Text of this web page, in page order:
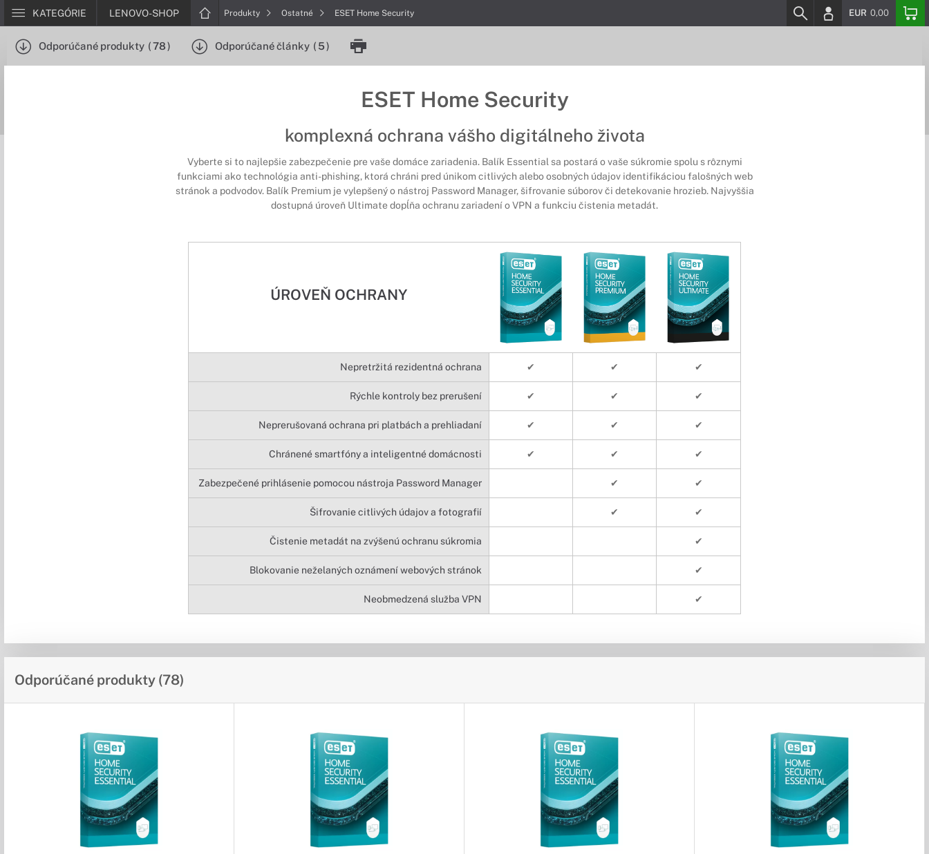
KATEGÓRIE LENOVO-SHOP Produkty Ostatné ESET Home Security EUR 0,00
Odporúčané produkty (78) Odporúčané články ( 5)
ESET Home Security
komplexná ochrana vášho digitálneho života
Vyberte si to najlepšie zabezpečenie pre vaše domáce zariadenia. Balík Essential sa postará o vaše súkromie spolu s rôznymi
funkciami ako technológia anti-phishing, ktorá chráni pred únikom citlivých alebo osobných údajov identifikáciou falošných web
stránok a podvodov. Balík Premium je vylepšený o nástroj Password Manager, šifrovanie súborov či detekovanie hrozieb. Najvyššia
dostupná úroveň Ultimate dopĺňa ochranu zariadení o VPN a funkciu čistenia metadát.
ÚROVEŇ OCHRANY
Nepretržitá rezidentná ochrana ✔ ✔ ✔
Rýchle kontroly bez prerušení ✔ ✔ ✔
Neprerušovaná ochrana pri platbách a prehliadaní ✔ ✔ ✔
Chránené smartfóny a inteligentné domácnosti ✔ ✔ ✔
Zabezpečené prihlásenie pomocou nástroja Password Manager ✔ ✔
Šifrovanie citlivých údajov a fotografií ✔ ✔
Čistenie metadát na zvýšenú ochranu súkromia ✔
Blokovanie neželaných oznámení webových stránok ✔
Neobmedzená služba VPN ✔
Odporúčané produkty (78)